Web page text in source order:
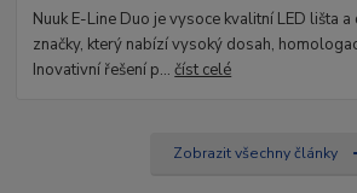
Nuuk E-Line Duo je vysoce kvalitní LED lišta
značky, který nabízí vysoký dosah,
Inovativní řešení p...číst celé
Zobrazit všechny články